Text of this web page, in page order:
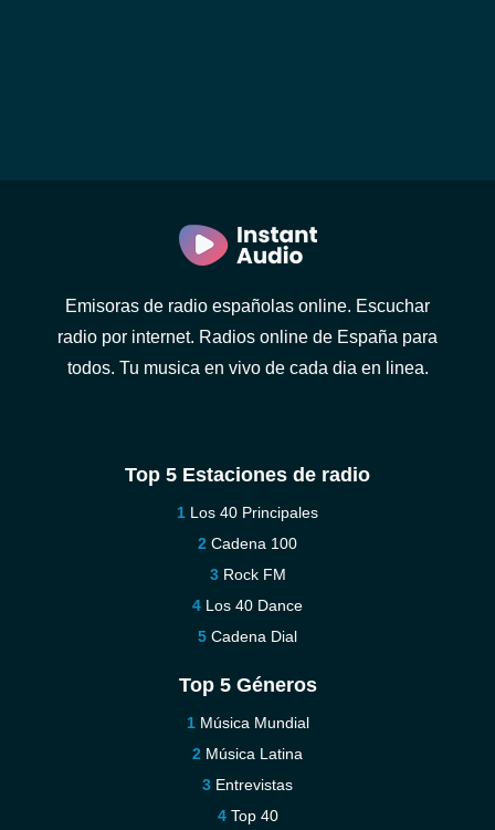
Emisoras de radio españolas online. Escuchar
radio por internet. Radios online de España para
todos. Tu musica en vivo de cada dia en linea.
Top 5 Estaciones de radio
Los 40 Principales
Cadena 100
Rock FM
Los 40 Dance
Cadena Dial
Top 5 Géneros
Música Mundial
Música Latina
Entrevistas
Top 40